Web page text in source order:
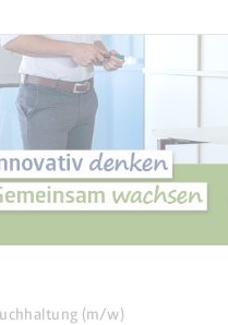
(m/w)